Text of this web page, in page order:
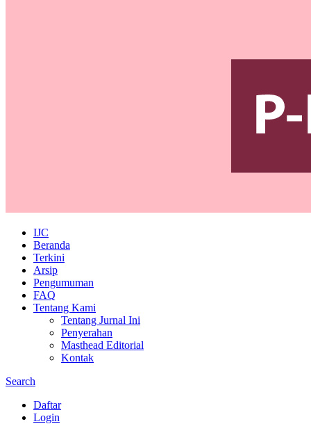
IJC
Beranda
Terkini
Arsip
Pengumuman
FAQ
Tentang Kami
Tentang Jurnal Ini
Penyerahan
Masthead Editorial
Kontak
Search
Daftar
Login